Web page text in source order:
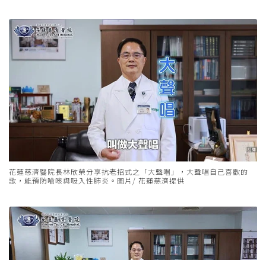
花蓮慈濟醫院長林欣榮分享抗老招式之「大聲唱」，大聲唱自己喜歡的
歌，能預防嗆咳與吸入性肺炎。圖片/ 花蓮慈濟提供